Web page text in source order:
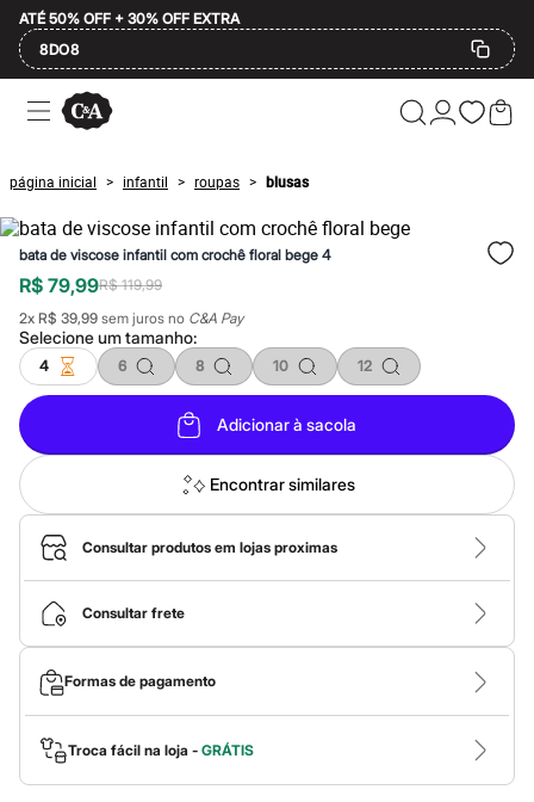
ATÉ 50% OFF + 30% OFF EXTRA
8DO8
Ofertas
Compre por Departamento
Masculino
Infantil
Calçados
Mindse7
Plus Size
Até 20% off
Até 40% off
Até 60% off
A partir de 60% off
Feminino
Em alta
Inverno
Alfaiataria
Novidades
Roupas
Blusas e Camisetas
Básicos
Calças
Casacos e Jaquetas
Jeans
Macacões
Saias
Shorts e Bermudas
Vestidos
Acessórios
Bolsas
Bonés e Chapéus
Bijoux
Cintos
página inicial > infantil > roupas > blusas
bata de viscose infantil com crochê floral bege 4
R$ 79,99R$ 119,99
2x R$ 39,99 sem juros no C&A Pay
Selecione umtamanho:
4 6 8 10 12
Adicionar à sacola
Encontrar similares
Consultar produtos em lojas proximas
Consultar frete
Formas de pagamento
Troca fácil na loja - GRÁTIS